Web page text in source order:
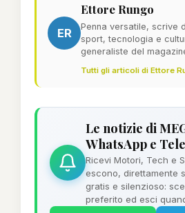
ER
Ettore Rungo
Penna versatile, scrive
sport, tecnologia e
generaliste del
Tutti gli articoli di Ettore
Le notizie di
WhatsApp e
Ricevi Motori, Tech e
escono, direttamente
gratis e silenzioso:
preferito ed esci